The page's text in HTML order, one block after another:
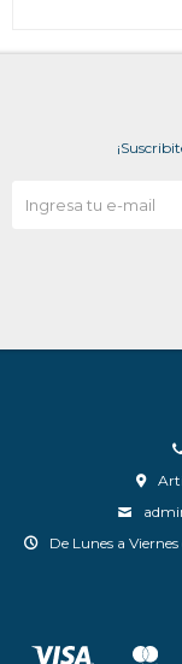
De Lunes a